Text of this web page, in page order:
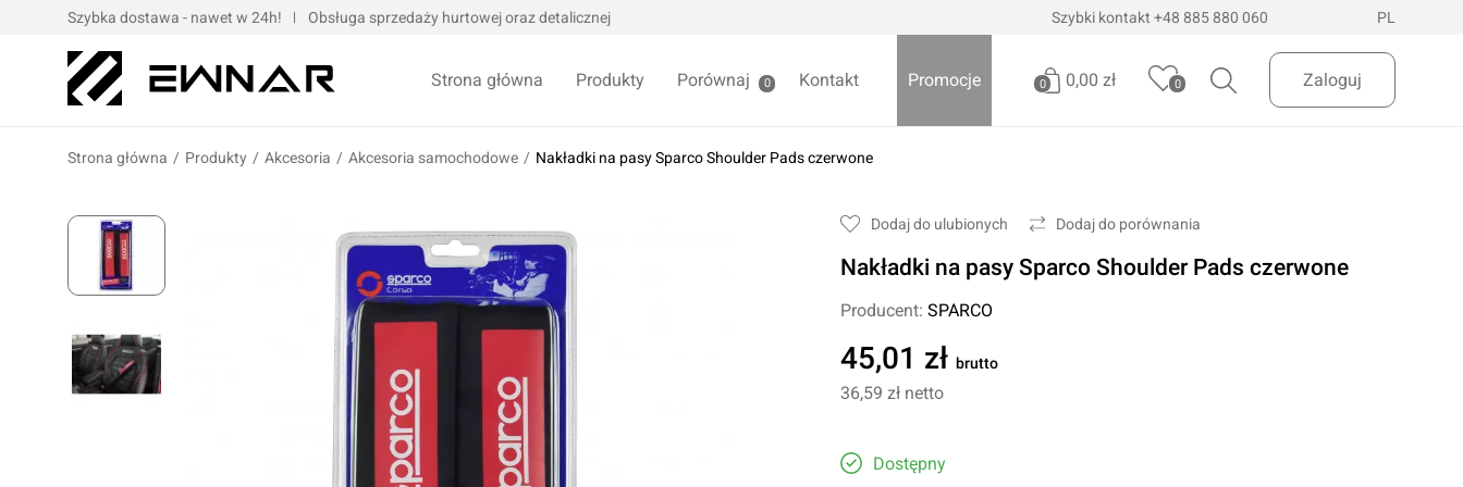
Szybka dostawa - nawet w 24h! Obsługa sprzedaży hurtowej oraz detalicznej Szybki kontakt +48 885 880 060 PL
Strona główna Produkty
Podnośniki oraz urządzenia dźwigowe
Narzędzia ręczne
Wulkanizacja
Kompresory i narzędzia pneumatyczne
Opaski metalowe
Obejmy metalowe
Taśmy
Oleje silnikowe
Oleje przekładniowe
Oleje motocyklowe
Akcesoria samochodowe
Wycieraczki samochodowe
Foteliki samochodowe
Akcesoria dla dzieci
Lodówki turystyczne
Latarki czołowe
Porównaj 0 Kontakt Promocje 0 0,00 zł
Realizuj zamówienie
Darmowa DostawaInPost Paczkomaty już od 200zł
0 Zaloguj
Strona główna / Produkty / Akcesoria / Akcesoria samochodowe / Nakładki na pasy Sparco Shoulder Pads czerwone
Dodaj do ulubionych Dodaj do porównania
Nakładki na pasy Sparco Shoulder Pads czerwone
Producent: SPARCO
45,01 zł brutto
36,59 zł netto
Dostępny